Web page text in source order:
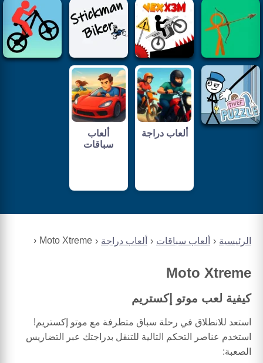
الرئيسية ألعاب سباقات ألعاب دراجة Moto Xtreme
Moto Xtreme
كيفية لعب موتو إكستريم
استعد للانطلاق في رحلة سباق متطرفة مع موتو إكستريم!
استخدم عناصر التحكم التالية للتنقل بدراجتك عبر التضاريس
الصعبة:
ألعاب دراجة
ألعاب
سباقات